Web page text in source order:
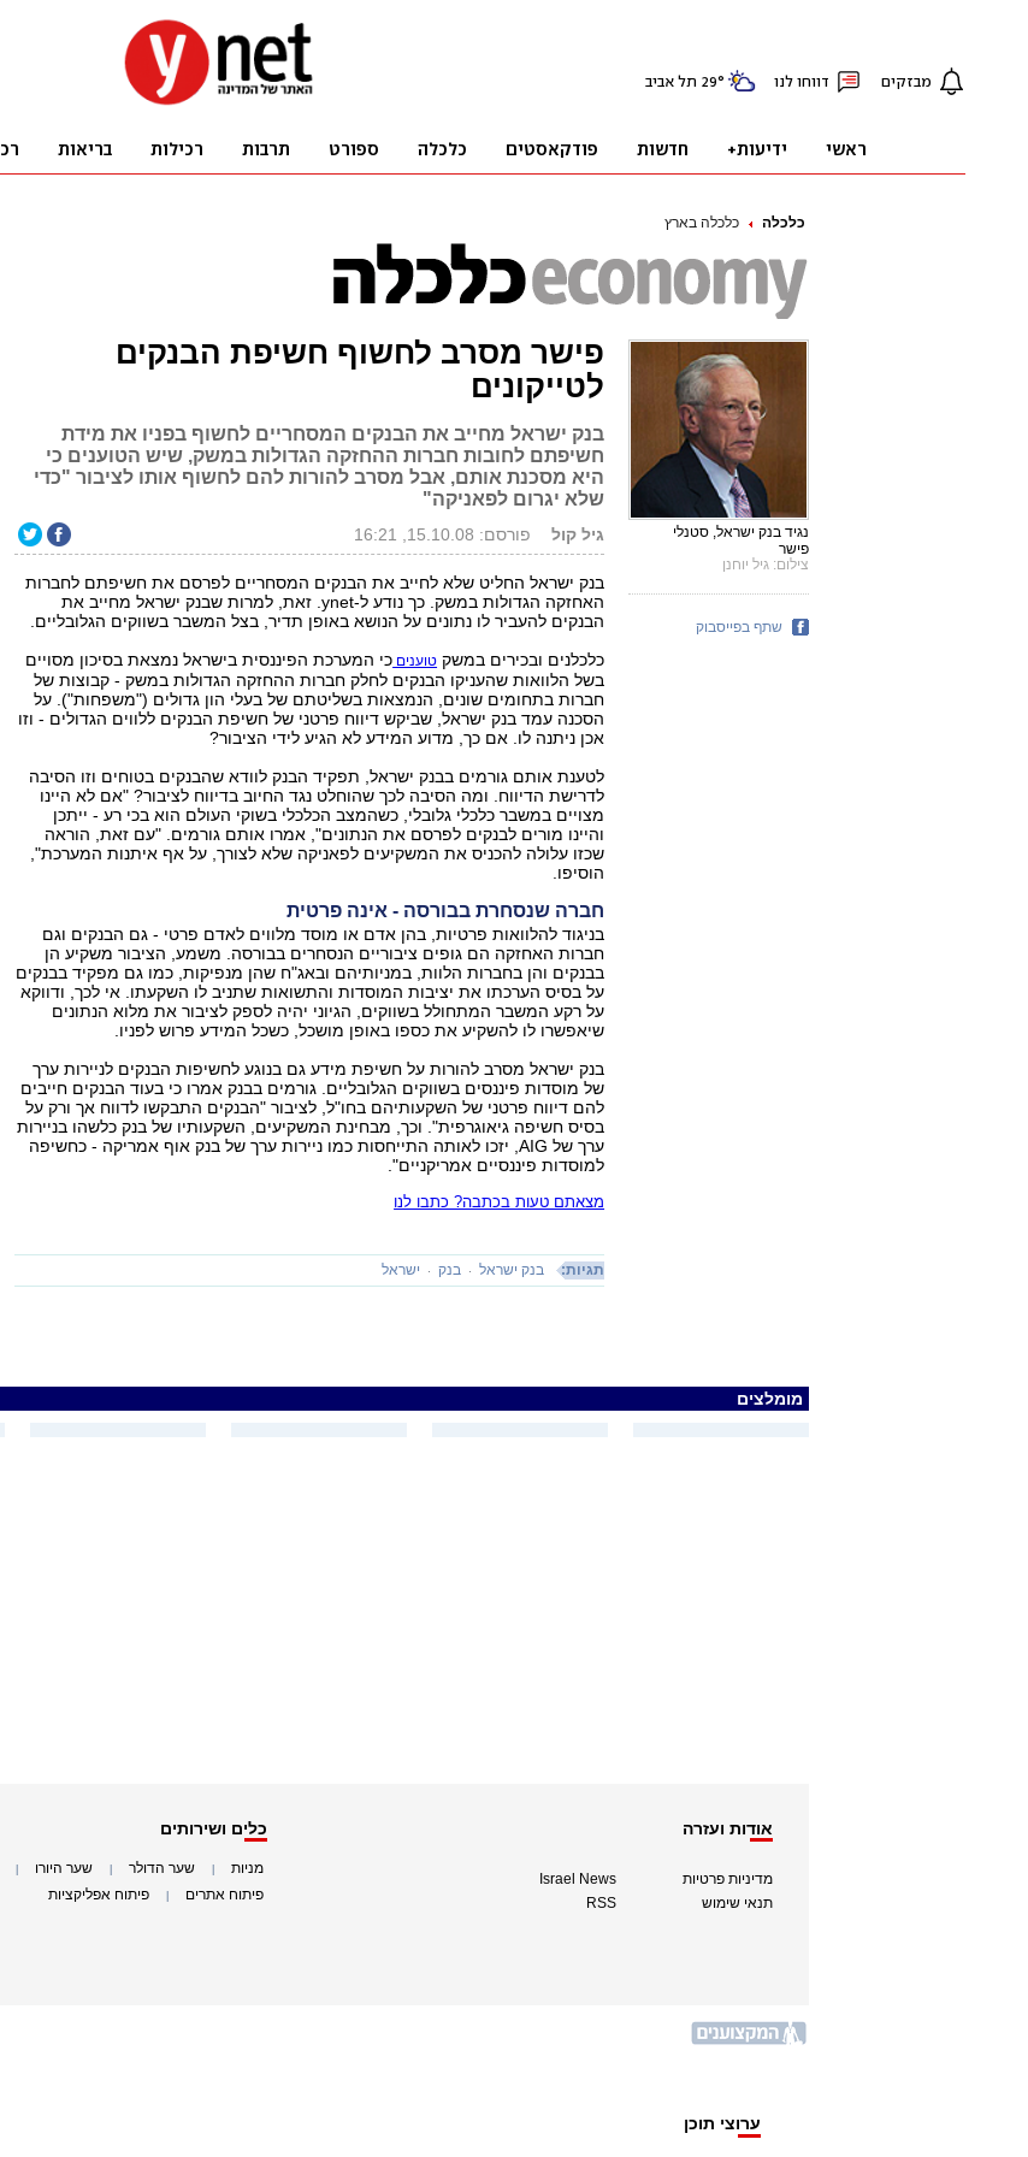
כלכלה כלכלה בארץ
פישר מסרב לחשוף חשיפת הבנקים
לטייקונים
בנק ישראל מחייב את הבנקים המסחריים לחשוף בפניו את מידת
חשיפתם לחובות חברות ההחזקה הגדולות במשק, שיש הטוענים כי
היא מסכנת אותם, אבל מסרב להורות להם לחשוף אותו לציבור "כדי
שלא יגרום לפאניקה"
גיל קול פורסם: 15.10.08, 16:21
בנק ישראל החליט שלא לחייב את הבנקים המסחריים לפרסם את חשיפתם לחברות
האחזקה הגדולות במשק. כך נודע ל-ynet. זאת, למרות שבנק ישראל מחייב את
הבנקים להעביר לו נתונים על הנושא באופן תדיר, בצל המשבר בשווקים הגלובליים.
כלכלנים ובכירים במשק טוענים כי המערכת הפיננסית בישראל נמצאת בסיכון מסויים
בשל הלוואות שהעניקו הבנקים לחלק חברות ההחזקה הגדולות במשק - קבוצות של
חברות בתחומים שונים, הנמצאות בשליטתם של בעלי הון גדולים ("משפחות"). על
הסכנה עמד בנק ישראל, שביקש דיווח פרטני של חשיפת הבנקים ללווים הגדולים - וזו
אכן ניתנה לו. אם כך, מדוע המידע לא הגיע לידי הציבור?
לטענת אותם גורמים בבנק ישראל, תפקיד הבנק לוודא שהבנקים בטוחים וזו הסיבה
לדרישת הדיווח. ומה הסיבה לכך שהוחלט נגד החיוב בדיווח לציבור? "אם לא היינו
מצויים במשבר כלכלי גלובלי, כשהמצב הכלכלי בשוקי העולם הוא בכי רע - ייתכן
והיינו מורים לבנקים לפרסם את הנתונים", אמרו אותם גורמים. "עם זאת, הוראה
שכזו עלולה להכניס את המשקיעים לפאניקה שלא לצורך, על אף איתנות המערכת",
הוסיפו.
חברה שנסחרת בבורסה - אינה פרטית
בניגוד להלוואות פרטיות, בהן אדם או מוסד מלווים לאדם פרטי - גם הבנקים וגם
חברות האחזקה הם גופים ציבוריים הנסחרים בבורסה. משמע, הציבור משקיע הן
בבנקים והן בחברות הלוות, במניותיהם ובאג"ח שהן מנפיקות, כמו גם מפקיד בבנקים
על בסיס הערכתו את יציבות המוסדות והתשואות שתניב לו השקעתו. אי לכך, ודווקא
על רקע המשבר המתחולל בשווקים, הגיוני יהיה לספק לציבור את מלוא הנתונים
שיאפשרו לו להשקיע את כספו באופן מושכל, כשכל המידע פרוש לפניו.
בנק ישראל מסרב להורות על חשיפת מידע גם בנוגע לחשיפות הבנקים לניירות ערך
של מוסדות פיננסים בשווקים הגלובליים. גורמים בבנק אמרו כי בעוד הבנקים חייבים
להם דיווח פרטני של השקעותיהם בחו"ל, לציבור "הבנקים התבקשו לדווח אך ורק על
בסיס חשיפה גיאוגרפית". וכך, מבחינת המשקיעים, השקעותיו של בנק כלשהו בניירות
ערך של AIG, יזכו לאותה התייחסות כמו ניירות ערך של בנק אוף אמריקה - כחשיפה
למוסדות פיננסיים אמריקניים".
מצאתם טעות בכתבה? כתבו לנו
תגיות: בנק ישראל בנק ישראל
נגיד בנק ישראל, סטנלי
פישר
צילום: גיל יוחנן
שתף בפייסבוק
מומלצים
אודות ועזרה
מדיניות פרטיות
תנאי שימוש
Israel News
RSS
כלים ושירותים
מניות שער הדולר שער היורו
פיתוח אתרים פיתוח אפליקציות
ערוצי תוכן